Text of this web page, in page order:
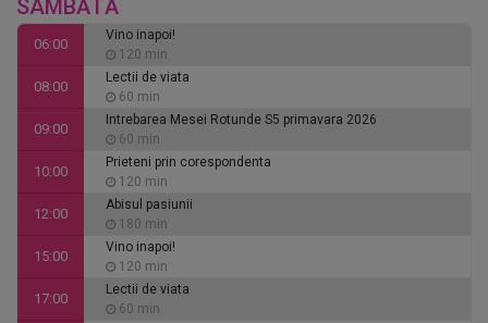
SÂMBĂTĂ
06:00
Vino inapoi!
120 min
08:00
Lectii de viata
60 min
09:00
Intrebarea Mesei Rotunde S5 primavara 2026
60 min
10:00
Prieteni prin corespondenta
120 min
12:00
Abisul pasiunii
180 min
15:00
Vino inapoi!
120 min
17:00
Lectii de viata
60 min